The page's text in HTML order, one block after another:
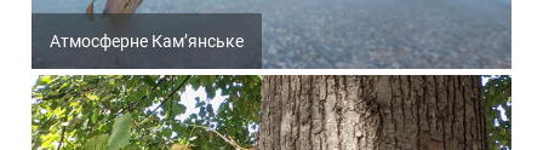
Атмосферне Кам’янське